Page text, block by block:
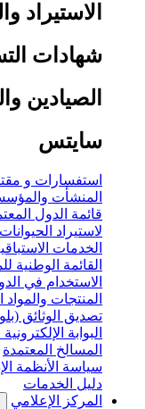
الاستيراد
شهادات
الصيادين
سايتس
استفسارات و
المنشأت
قائمة الدول
لاستيراد
الخدمات
القائمة الوطنية
الاستخدام في
المنتجات
تصديق الوثائق
البوابة
المسالخ المعتمدة
سياسة الأنظمة
دليل الخدمات
المركز الإعلامي